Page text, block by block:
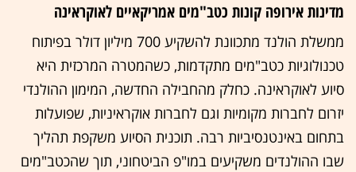
מדינות אירופה קונות כטב"מים אמריקאיים לאוקראינה
ממשלת הולנד מתכוונת להשקיע 700 מיליון דולר בפיתוח
טכנולוגיות כטב"מים מתקדמות, כשהמטרה המרכזית היא
סיוע לאוקראינה. כחלק מהחבילה החדשה, המימון ההולנדי
יזרום לחברות מקומיות וגם לחברות אוקראיניות, שפועלות
בתחום באינטנסיביות רבה. תוכנית הסיוע משקפת תהליך
שבו ההולנדים משקיעים במו"פ הביטחוני, תוך שהכטב"מים